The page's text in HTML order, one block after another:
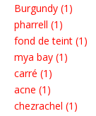
Burgundy (1)
pharrell (1)
fond de teint (1)
mya bay (1)
carré (1)
acne (1)
chezrachel (1)